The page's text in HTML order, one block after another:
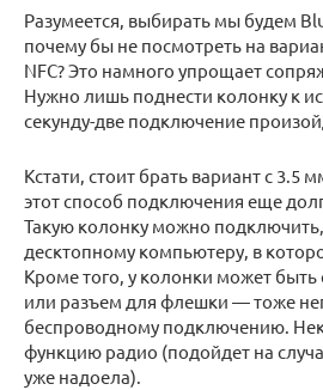
Разумеется, выбирать мы будем
почему бы не посмотреть на
NFC? Это намного упрощает
Нужно лишь поднести колонку к
секунду-две подключение
Кстати, стоит брать вариант с
этот способ подключения еще
Такую колонку можно
десктопному компьютеру, в
Кроме того, у колонки может быть
или разъем для флешки — тоже
беспроводному подключению.
функцию радио (подойдет на
уже надоела).